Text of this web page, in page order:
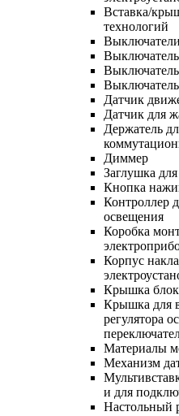
Вставка/
технологий
Датчик
Датчик для
Держатель
Диммер
Заглушка
Кнопка
Контроллер
освещения
Коробка
Корпус
Крышка
Крышка для
регулятора
Материалы
Механизм
и для
Настольный